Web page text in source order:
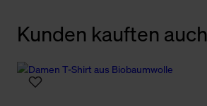
Kunden kauften auch